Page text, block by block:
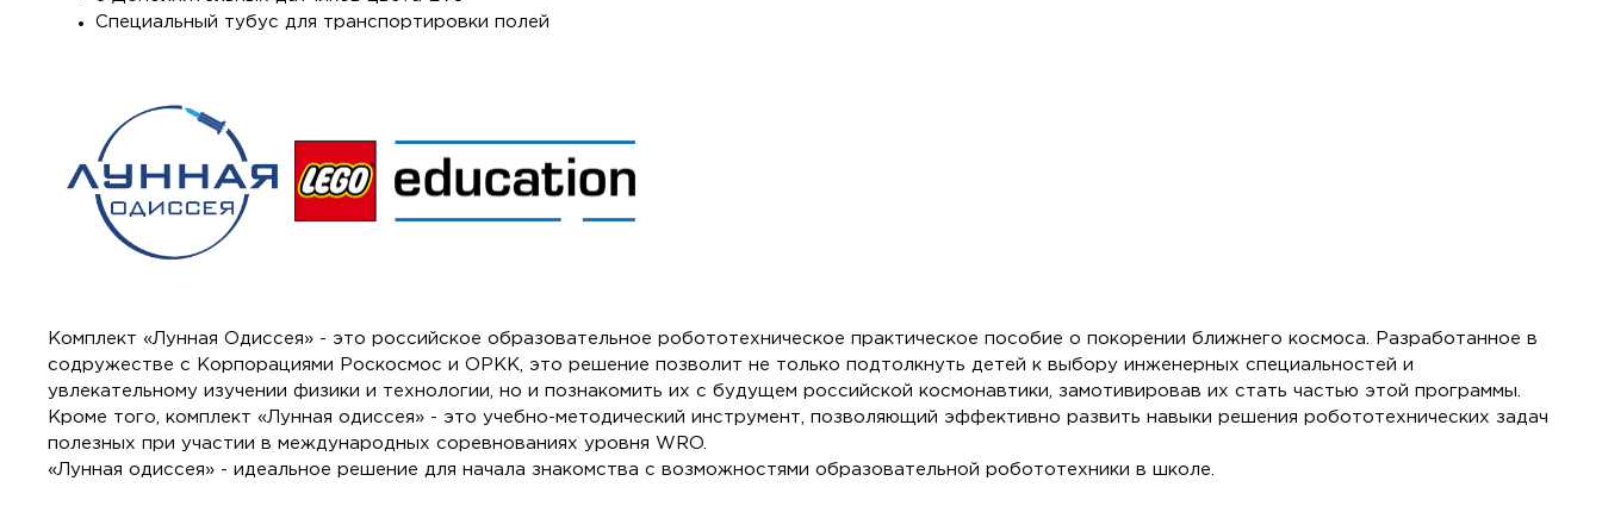
Специальный тубус для транспортировки полей
Комплект «Лунная Одиссея» - это российское образовательное робототехническое практическое пособие о покорении ближнего космоса. Разработанное в
содружестве с Корпорациями Роскосмос и ОРКК, это решение позволит не только подтолкнуть детей к выбору инженерных специальностей и
увлекательному изучении физики и технологии, но и познакомить их с будущем российской космонавтики, замотивировав их стать частью этой программы.
Кроме того, комплект «Лунная одиссея» - это учебно-методический инструмент, позволяющий эффективно развить навыки решения робототехнических задач
полезных при участии в международных соревнованиях уровня WRO.
«Лунная одиссея» - идеальное решение для начала знакомства с возможностями образовательной робототехники в школе.